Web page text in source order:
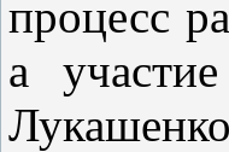
процесс
а